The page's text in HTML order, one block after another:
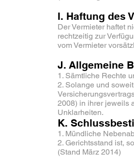
I. Haftung des
Der Vermieter haftet
rechtzeitig zur
vom Vermieter
J. Allgemeine
1. Sämtliche Rechte
2. Solange und
2008) in ihrer jeweils
Unklarheiten.
K.
1. Mündliche
2. Gerichtsstand ist,
(Stand März 2014)